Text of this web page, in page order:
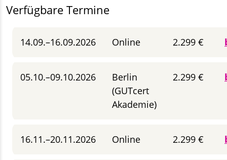
Verfügbare Termine
14.09.–16.09.2026 Online 2.299 €
05.10.–09.10.2026
Berlin
(GUTcert
Akademie)
2.299 €
16.11.–20.11.2026 Online 2.299 €